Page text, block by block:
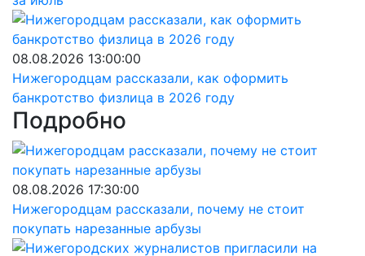
08.08.2026 13:00:00
Нижегородцам рассказали, как оформить
банкротство физлица в 2026 году
Подробно
08.08.2026 17:30:00
Нижегородцам рассказали, почему не стоит
покупать нарезанные арбузы